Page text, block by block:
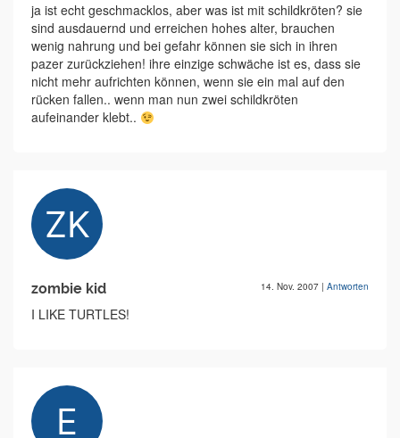
ja ist echt geschmacklos, aber was ist mit schildkröten? sie
sind ausdauernd und erreichen hohes alter, brauchen
wenig nahrung und bei gefahr können sie sich in ihren
pazer zurückziehen! ihre einzige schwäche ist es, dass sie
nicht mehr aufrichten können, wenn sie ein mal auf den
rücken fallen.. wenn man nun zwei schildkröten
aufeinander klebt..
zombie kid 14. Nov. 2007 | Antworten
I LIKE TURTLES!